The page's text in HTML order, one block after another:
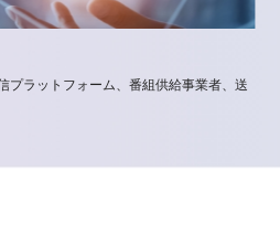
プラットフォーム、番組供給事業者、送